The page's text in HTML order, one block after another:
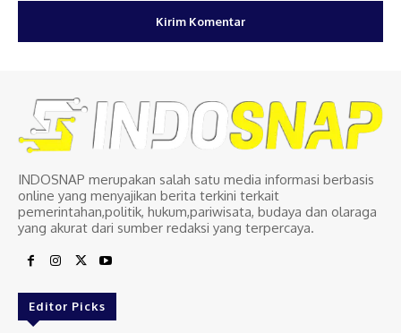
INDOSNAP merupakan salah satu media informasi berbasis
online yang menyajikan berita terkini terkait
pemerintahan,politik, hukum,pariwisata, budaya dan olaraga
yang akurat dari sumber redaksi yang terpercaya.
Editor Picks